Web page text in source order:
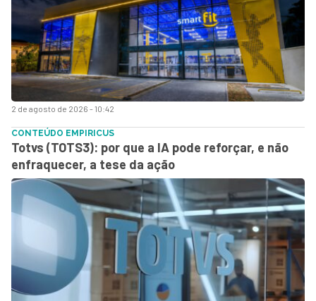
2 de agosto de 2026 - 10:42
CONTEÚDO EMPIRICUS
Totvs (TOTS3): por que a IA pode reforçar, e não
enfraquecer, a tese da ação